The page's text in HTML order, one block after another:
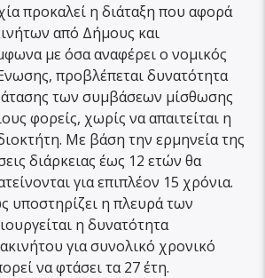
προκαλεί η διάταξη που αφορά
από Δήμους και
με όσα αναφέρει ο νομικός
προβλέπεται δυνατότητα
των συμβάσεων μίσθωσης
φορείς, χωρίς να απαιτείται η
Με βάση την ερμηνεία της
διάρκειας έως 12 ετών θα
για επιπλέον 15 χρόνια.
υποστηρίζει η πλευρά των
η δυνατότητα
για συνολικό χρονικό
να φτάσει τα 27 έτη.